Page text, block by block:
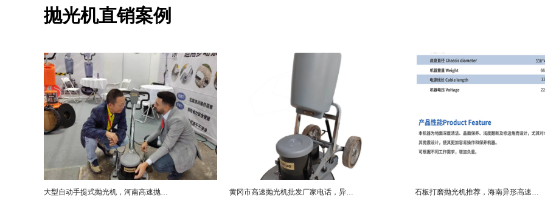
抛光机直销案例
大型自动手提式抛光机，河南高速抛光机销售公司直销案例 黄冈市高速抛光机批发厂家电话，异形打蜡抛光机批发厂家直销案例 石板打磨抛光机推荐，海南异形高速抛光机销售公司直销案例